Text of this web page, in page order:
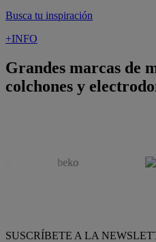
Busca tu inspiración
+INFO
Grandes marcas de
colchones y
SUSCRÍBETE A LA